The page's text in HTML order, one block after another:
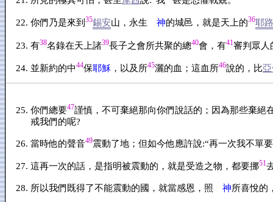
你們乃是來到 35錫安山，永生 神的城邑，就是天上的36耶
有38名錄在天上諸39長子之會所共聚的總40會，有41審判眾人
並新約的中44保耶穌 ，以及所45灑的血；這血所46說的，比
你們總要47謹慎，不可棄絕那向你們說話的；因為那些棄絕
戒我們的呢?
當時他的聲音49震動了地；但如今他應許說:“再一次我不單要
這再一次的話，是指明被震動的，就是受造之物，都要挪51
所以我們既得了不能震動的國，就當感恩，照 神所喜悅的